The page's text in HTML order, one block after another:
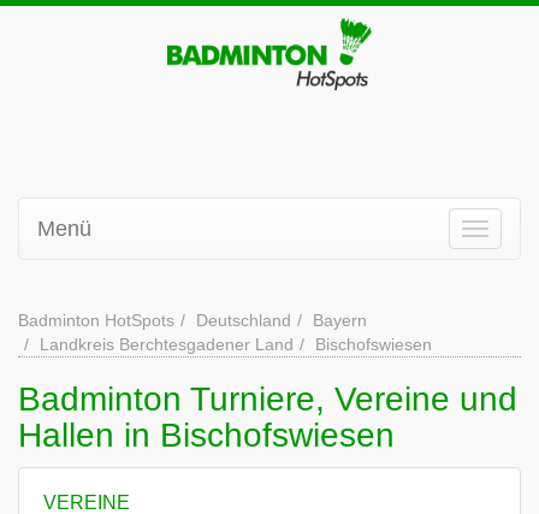
Menü
Badminton HotSpots Deutschland
Bayern
Landkreis Berchtesgadener Land
Bischofswiesen
Badminton Turniere, Vereine und
Hallen in Bischofswiesen
VEREINE